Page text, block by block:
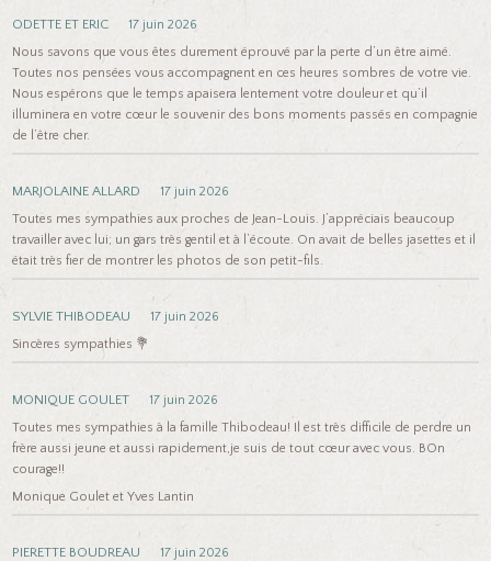
ODETTE ET ERIC
17 juin 2026
Nous savons que vous êtes durement éprouvé par la perte d’un être aimé.
Toutes nos pensées vous accompagnent en ces heures sombres de votre vie.
Nous espérons que le temps apaisera lentement votre douleur et qu’il
illuminera en votre cœur le souvenir des bons moments passés en compagnie
de l’être cher.
MARJOLAINE ALLARD
17 juin 2026
Toutes mes sympathies aux proches de Jean-Louis. J’appréciais beaucoup
travailler avec lui; un gars très gentil et à l’écoute. On avait de belles jasettes et il
était très fier de montrer les photos de son petit-fils.
SYLVIE THIBODEAU
17 juin 2026
Sincères sympathies 💐
MONIQUE GOULET
17 juin 2026
Toutes mes sympathies à la famille Thibodeau! Il est très difficile de perdre un
frère aussi jeune et aussi rapidement,je suis de tout cœur avec vous. BOn
courage!!
Monique Goulet et Yves Lantin
PIERETTE BOUDREAU
17 juin 2026